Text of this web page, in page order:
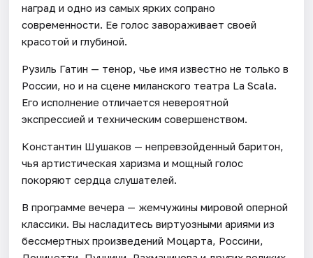
наград и одно из самых ярких сопрано
современности. Ее голос завораживает своей
красотой и глубиной.
Рузиль Гатин — тенор, чье имя известно не только в
России, но и на сцене миланского театра La Scala.
Его исполнение отличается невероятной
экспрессией и техническим совершенством.
Константин Шушаков — непревзойденный баритон,
чья артистическая харизма и мощный голос
покоряют сердца слушателей.
В программе вечера — жемчужины мировой оперной
классики. Вы насладитесь виртуозными ариями из
бессмертных произведений Моцарта, Россини,